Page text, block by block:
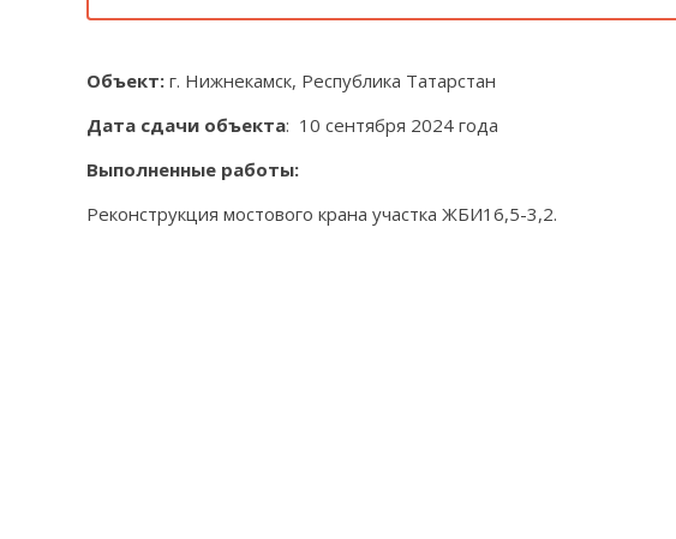
Объект: г. Нижнекамск, Республика Татарстан
Дата сдачи объекта: 10 сентября 2024 года
Выполненные работы:
Реконструкция мостового крана участка ЖБИ16,5-3,2.